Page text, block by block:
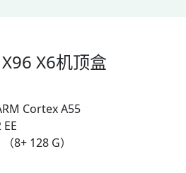
X6机顶盒
Cortex A55
8+ 128 G）